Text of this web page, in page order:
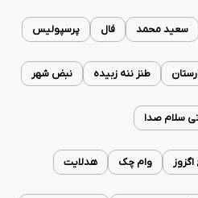
سعید محمد فال پرسپولیس
طنز ننه زبیده نبض شهر
سلام صدا
وام چک هدلایت